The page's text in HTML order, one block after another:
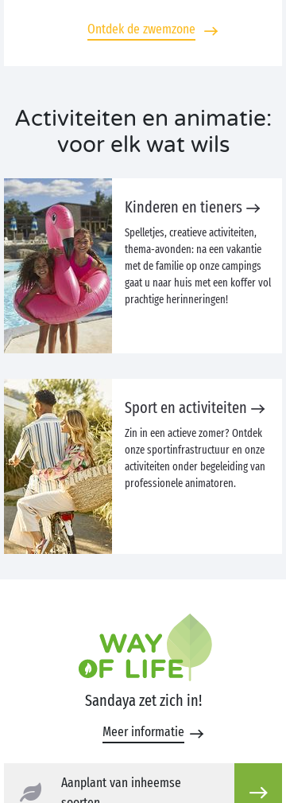
Ontdek de zwemzone
Activiteiten en animatie:
voor elk wat wils
Kinderen en tieners
Spelletjes, creatieve activiteiten,
thema-avonden: na een vakantie
met de familie op onze campings
gaat u naar huis met een koffer vol
prachtige herinneringen!
Sport en activiteiten
Zin in een actieve zomer? Ontdek
onze sportinfrastructuur en onze
activiteiten onder begeleiding van
professionele animatoren.
Sandaya zet zich in!
Meer informatie
Aanplant van inheemse